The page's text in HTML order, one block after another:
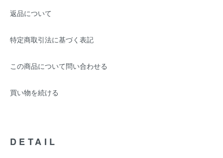
返品について
特定商取引法に基づく表記
この商品について問い合わせる
買い物を続ける
DETAIL